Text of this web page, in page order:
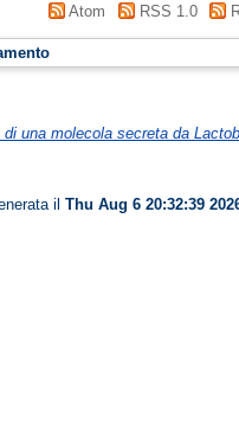
Atom RSS 1.0
una molecola secreta da
il Thu Aug 6 20:32:39